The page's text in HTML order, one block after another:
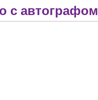
с автографом